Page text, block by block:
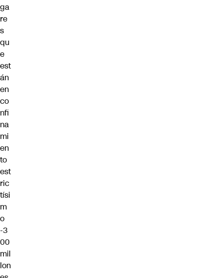
ga
re
s
qu
e
est
án
en
co
nfi
na
mi
en
to
est
ric
tísi
m
o
-3
00
mil
lon